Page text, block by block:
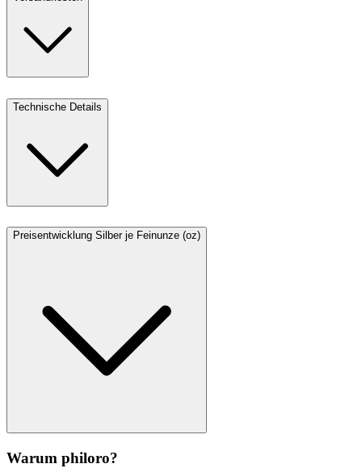
Technische Details
Preisentwicklung Silber je Feinunze (oz)
Warum philoro?